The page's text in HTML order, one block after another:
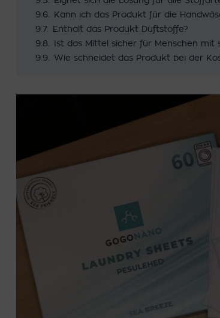
9.6. Kann ich das Produkt für die
9.7. Enthält das Produkt Duftstoffe?
9.8. Ist das Mittel sicher für Menschen mit
9.9. Wie schneidet das Produkt bei der